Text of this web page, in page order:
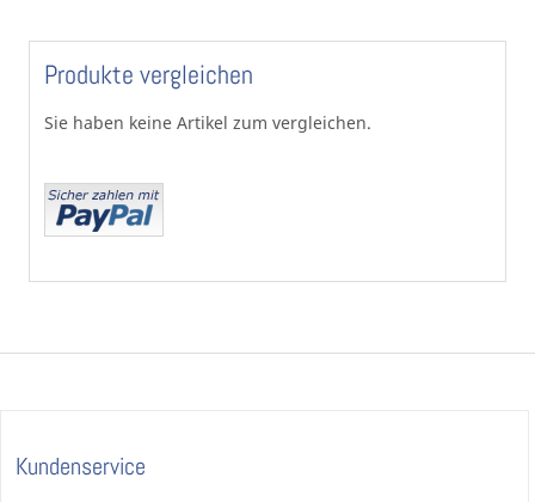
Produkte vergleichen
Sie haben keine Artikel zum vergleichen.
Kundenservice